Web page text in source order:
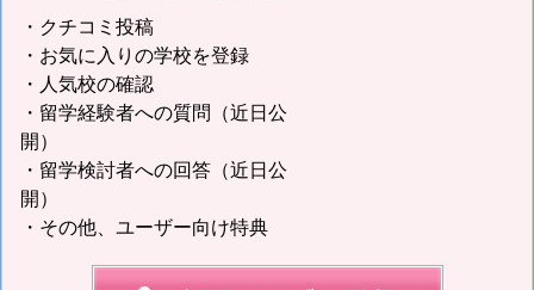
・クチコミ投稿
・お気に入りの学校を登録
・人気校の確認
・留学経験者への質問（近日公
開）
・留学検討者への回答（近日公
開）
・その他、ユーザー向け特典